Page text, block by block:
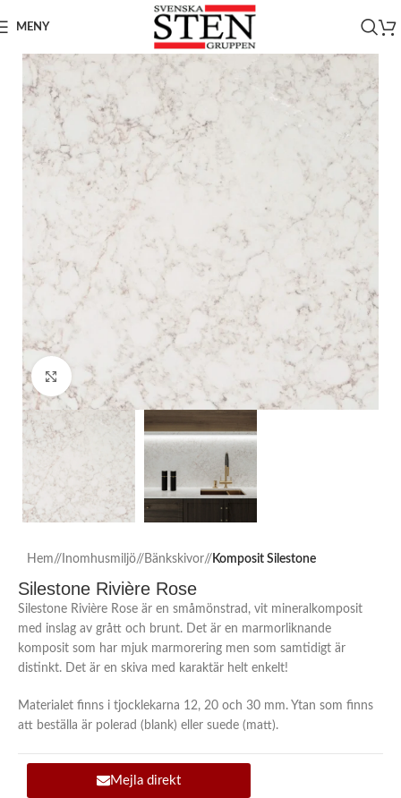
MENY
Click to enlarge
Hem/ Inomhusmiljö/ Bänkskivor/ Komposit Silestone
Silestone Rivière Rose
Silestone Rivière Rose är en småmönstrad, vit mineralkomposit
med inslag av grått och brunt. Det är en marmorliknande
komposit som har mjuk marmorering men som samtidigt är
distinkt. Det är en skiva med karaktär helt enkelt!
Materialet finns i tjocklekarna 12, 20 och 30 mm. Ytan som finns
att beställa är polerad (blank) eller suede (matt).
Mejla direkt